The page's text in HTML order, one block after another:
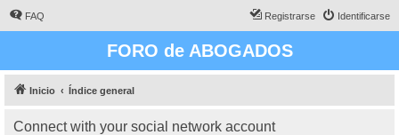
FAQ Identificarse
Registrarse
FORO de ABOGADOS
Inicio Índice general
Connect with your social network account